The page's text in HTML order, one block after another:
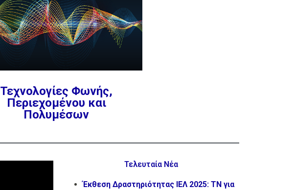
Τεχνολογίες Φωνής,
Περιεχομένου και
Πολυμέσων
Τελευταία Νέα
Έκθεση Δραστηριότητας ΙΕΛ 2025: ΤΝ για